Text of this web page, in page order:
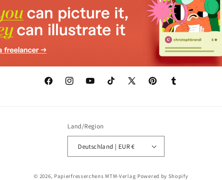
FacebookInstagramYouTubeTikTok
X
PinterestTumblr
Land/Region
Deutschland | EUR €
© 2026, Papierfresserchens MTM-Verlag Powered by Shopify